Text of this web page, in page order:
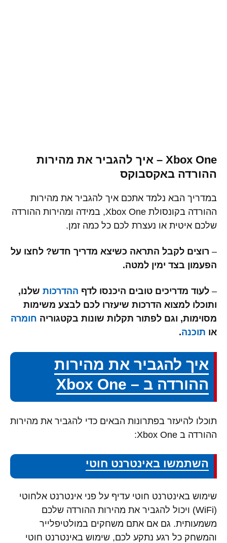
Xbox One – איך להגביר את מהירות
ההורדה באקסבוקס
במדריך הבא נלמד אתכם איך להגביר את מהירות
ההורדה בקונסולת Xbox One, במידה ומהירות ההורדה
שלכם איטית או נעצרת לכם כל כמה זמן.
– רוצים לקבל התראה כשיצא מדריך חדש? לחצו על
הפעמון בצד ימין למטה.
– לעוד מדריכים טובים היכנסו לדף ההדרכות שלנו,
ותוכלו למצוא הדרכות שיעזרו לכם לבצע משימות
מסוימות, וגם לפתור תקלות שונות בקטגוריה חומרה
או תוכנה.
איך להגביר את מהירות
ההורדה ב – Xbox One
תוכלו להיעזר בפתרונות הבאים כדי להגביר את מהירות
ההורדה ב Xbox One:
השתמשו באינטרנט חוטי
שימוש באינטרנט חוטי עדיף על פני אינטרנט אלחוטי
(WiFi) ויכול להגביר את מהירות ההורדה שלכם
משמעותית. גם אם אתם משחקים במולטיפלייר
והמשחק כל רגע נתקע לכם, שימוש באינטרנט חוטי